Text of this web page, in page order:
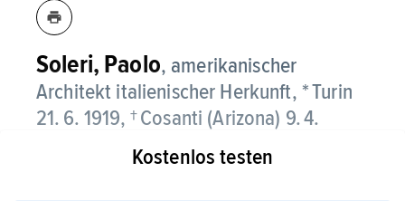
Soleri, Paolo, amerikanischer
Architekt italienischer Herkunft, * Turin
21. 6. 1919, † Cosanti (Arizona) 9. 4.
Kostenlos testen